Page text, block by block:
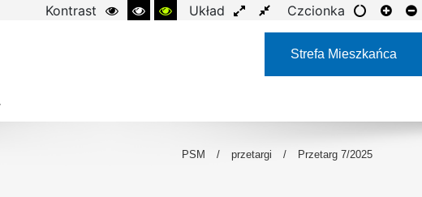
Kontrast Układ Czcionka
Strefa Mieszkańca
PSM / przetargi / Przetarg 7/2025